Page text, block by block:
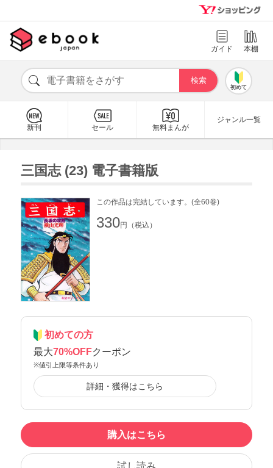
ガイド 本棚
初めて
新刊 セール 無料まんが
ジャンル一覧
三国志 (23) 電子書籍版
この作品は完結しています。(全60巻)
330円（税込）
初めての方
最大70%OFFクーポン
※値引上限等条件あり
詳細・獲得はこちら
購入はこちら